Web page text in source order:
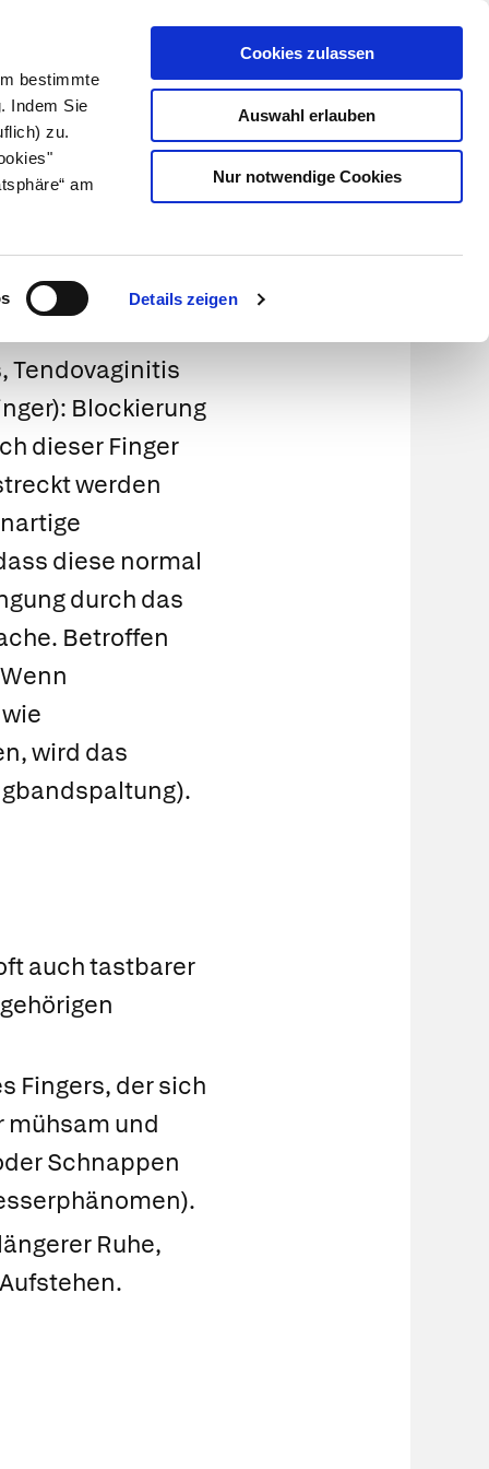
bestimmte
Indem Sie
zu.
am
Details zeigen
Cookies zulassen
Auswahl erlauben
Nur notwendige Cookies
Kundenlogin
Suche
Über uns
Tendovaginitis
Blockierung
dieser Finger
werden
diese normal
durch das
Betroffen
wird das
auch tastbarer
Fingers, der sich
und
Schnappen
Ruhe,